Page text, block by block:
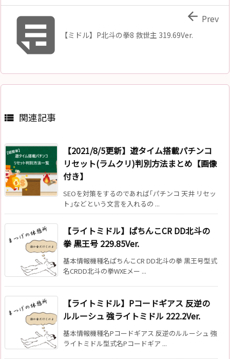
 【ミドル】P北斗の拳8 救世主 319.69Ver.
 Prev
 関連記事
【2021/8/5更新】遊タイム搭載パチンコ
リセット(ラムクリ)判別方法まとめ【画像
付き】
SEOを対策をするのであれば｢パチンコ 天井 リセッ
ト｣などという文言を入れるの ...
【ライトミドル】ぱちんこCR DD北斗の
拳 黒王号 229.85Ver.
基本情報機種名ぱちんこCR DD北斗の拳 黒王号型式
名CRDD北斗の拳WXEメー ...
【ライトミドル】Pコードギアス 反逆の
ルルーシュ 強ライトミドル 222.2Ver.
基本情報機種名Pコードギアス 反逆のルルーシュ 強
ライトミドル型式名Pコードギア ...